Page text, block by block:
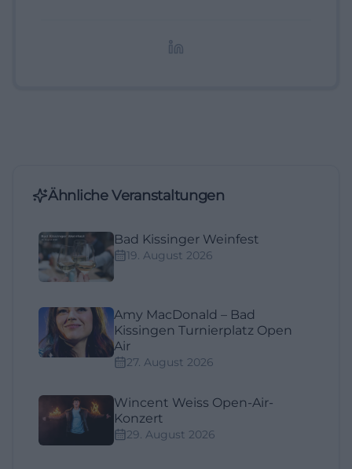
Ähnliche Veranstaltungen
Bad Kissinger Weinfest
19. August 2026
Amy MacDonald – Bad
Kissingen Turnierplatz Open
Air
27. August 2026
Wincent Weiss Open-Air-
Konzert
29. August 2026